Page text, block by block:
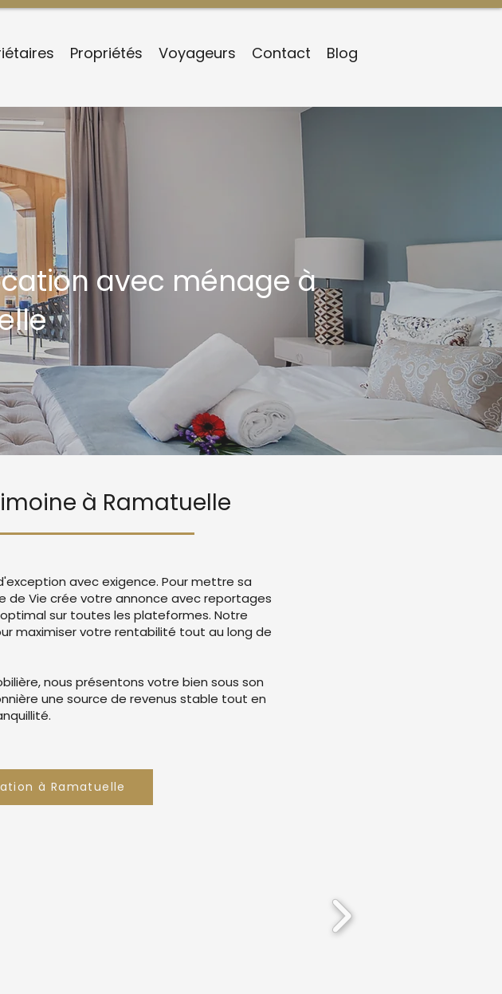
Propriétés Voyageurs Contact Blog
avec ménage à
à Ramatuelle
avec exigence. Pour mettre sa
de Vie crée votre annonce avec reportages
sur toutes les plateformes. Notre
maximiser votre rentabilité tout au long de
nous présentons votre bien sous son
une source de revenus stable tout en
à Ramatuelle